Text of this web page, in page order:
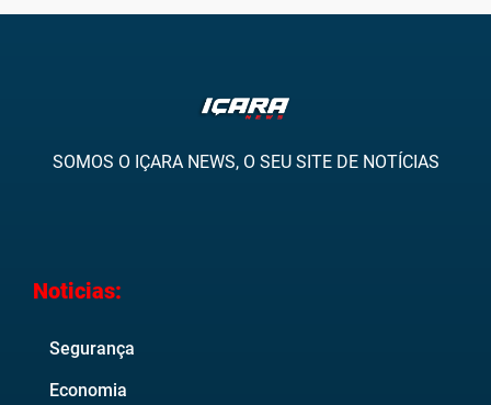
SOMOS O IÇARA NEWS, O SEU SITE DE NOTÍCIAS
Noticias:
Segurança
Economia